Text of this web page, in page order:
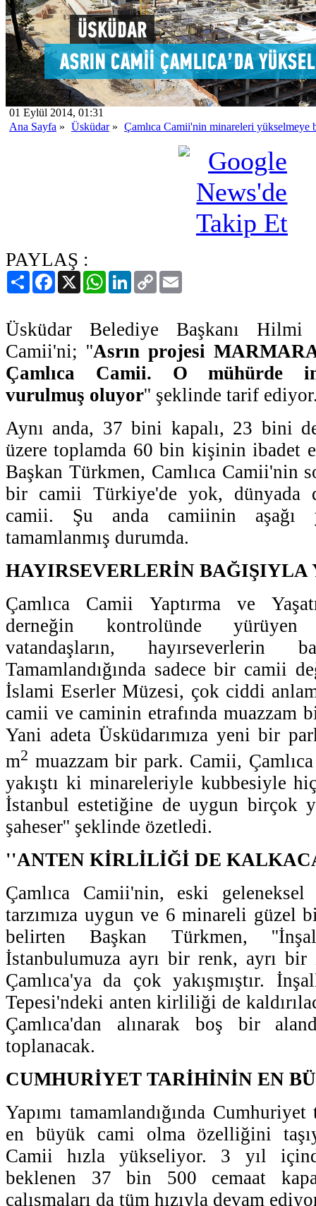
01 Eylül 2014, 01:31
Ana Sayfa » Üsküdar» Çamlıca Camii'nin minareleri yükselmeye
PAYLAŞ :
PaylaşFacebook
X WhatsAppLinkedIn
Copy
Link
Üsküdar Belediye Başkanı Hilmi
Camii'ni; ''Asrın projesi
Çamlıca Camii. O mühürde
vurulmuş oluyor'' şeklinde tarif
Aynı anda, 37 bini kapalı, 23 bini
üzere toplamda 60 bin kişinin ibadet
Başkan Türkmen, Camlıca Camii'nin
bir camii Türkiye'de yok, dünyada
camii. Şu anda camiinin aşağı
tamamlanmış durumda.
HAYIRSEVERLERİN BAĞIŞIYLA
Çamlıca Camii Yaptırma ve
derneğin kontrolünde
vatandaşların, hayırseverlerin
Tamamlandığında sadece bir camii
İslami Eserler Müzesi, çok ciddi
camii ve caminin etrafında muazzam
Yani adeta Üsküdarımıza yeni bir
m2 muazzam bir park. Camii,
yakıştı ki minareleriyle kubbesiyle
İstanbul estetiğine de uygun birçok
şaheser'' şeklinde özetledi.
''ANTEN KİRLİLİĞİ DE
Çamlıca Camii'nin, eski
tarzımıza uygun ve 6 minareli güzel
belirten Başkan Türkmen,
İstanbulumuza ayrı bir renk, ayrı bir
Çamlıca'ya da çok yakışmıştır.
Tepesi'ndeki anten kirliliği de
Çamlıca'dan alınarak boş bir
toplanacak.
CUMHURİYET TARİHİNİN EN
Yapımı tamamlandığında
en büyük cami olma özelliğini
Camii hızla yükseliyor. 3 yıl
beklenen 37 bin 500 cemaat
çalışmaları da tüm hızıyla devam